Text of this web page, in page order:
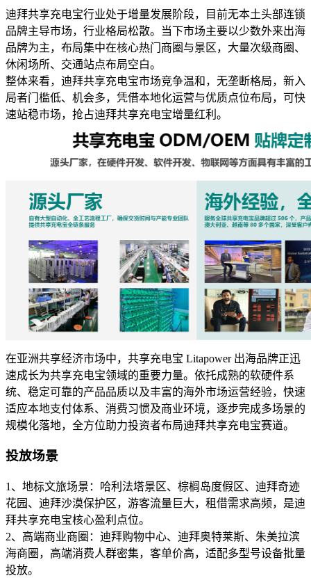
迪拜共享充电宝行业处于增量发展阶段，目前无本土头部连锁
品牌主导市场，行业格局松散。当下市场主要以少数外来出海
品牌为主，布局集中在核心热门商圈与景区，大量次级商圈、
休闲场所、交通站点布局空白。
整体来看，迪拜共享充电宝市场竞争温和，无垄断格局，新入
局者门槛低、机会多，凭借本地化运营与优质点位布局，可快
速站稳市场，抢占迪拜共享充电宝增量红利。
在亚洲共享经济市场中，共享充电宝 Litapower 出海品牌正迅
速成长为共享充电宝领域的重要力量。依托成熟的软硬件系
统、稳定可靠的产品品质以及丰富的海外市场运营经验，快速
适应本地支付体系、消费习惯及商业环境，逐步完成多场景的
规模化落地，全方位助力投资者布局迪拜共享充电宝赛道。
投放场景
1、地标文旅场景：哈利法塔景区、棕榈岛度假区、迪拜奇迹
花园、迪拜沙漠保护区，游客流量巨大，租借需求高频，是迪
拜共享充电宝核心盈利点位。
2、高端商业商圈：迪拜购物中心、迪拜奥特莱斯、朱美拉滨
海商圈，高端消费人群密集，客单价高，适配多型号设备批量
投放。